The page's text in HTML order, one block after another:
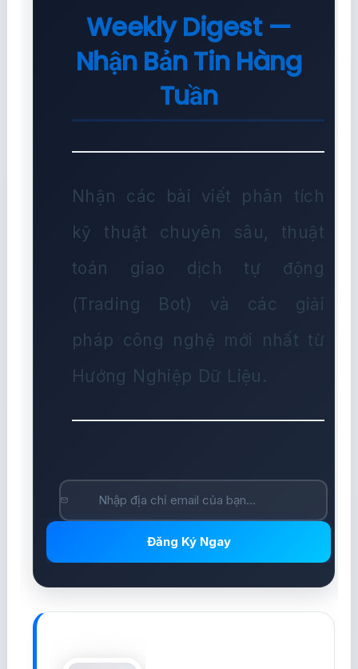
Weekly Digest —
Nhận Bản Tin Hàng
Tuần
Nhận các bài viết phân tích
kỹ thuật chuyên sâu, thuật
toán giao dịch tự động
(Trading Bot) và các giải
pháp công nghệ mới nhất từ
Hướng Nghiệp Dữ Liệu.
Đăng Ký Ngay